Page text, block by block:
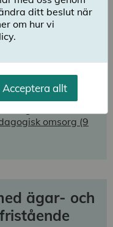
som rör
och
omsorg (9
ägar- och
ditt beslut när
om hur vi
Acceptera allt